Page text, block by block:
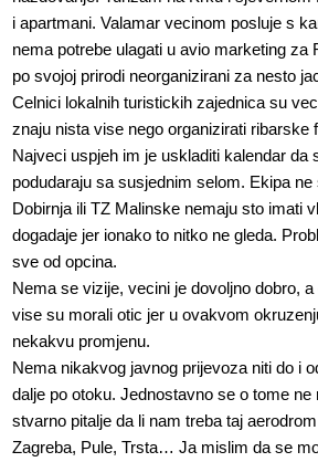
i apartmani. Valamar vecinom posluje s
nema potrebe ulagati u avio marketing za
po svojoj prirodi neorganizirani za nesto
Celnici lokalnih turistickih zajednica su
znaju nista vise nego organizirati ribarske
Najveci uspjeh im je uskladiti kalendar da
podudaraju sa susjednim selom. Ekipa
Dobirnja ili TZ Malinske nemaju sto imati
dogadaje jer ionako to nitko ne gleda.
sve od opcina.
Nema se vizije, vecini je dovoljno dobro,
vise su morali otic jer u ovakvom
nekakvu promjenu.
Nema nikakvog javnog prijevoza niti do i
dalje po otoku. Jednostavno se o tome
stvarno pitalje da li nam treba taj
Zagreba, Pule, Trsta… Ja mislim da se